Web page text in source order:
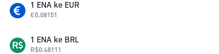
1 ENA ke EUR
€0.08151
1 ENA ke BRL
R$0.48111